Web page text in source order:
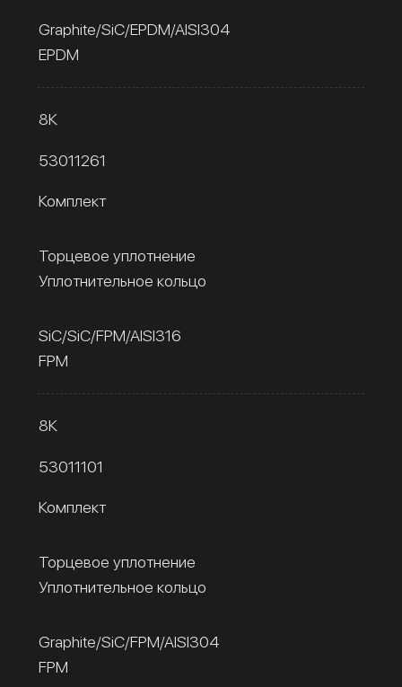
Graphite/SiC/EPDM/AISI304
EPDM
8К
53011261
Комплект
Торцевое уплотнение
Уплотнительное кольцо
SiC/SiC/FPM/AISI316
FPM
8К
53011101
Комплект
Торцевое уплотнение
Уплотнительное кольцо
Graphite/SiC/FPM/AISI304
FPM